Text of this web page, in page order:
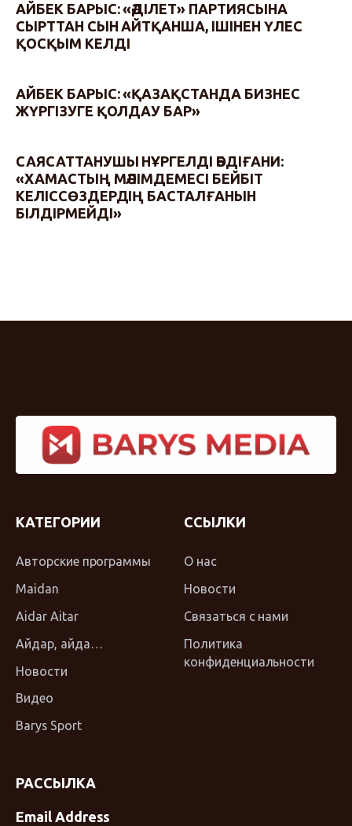
АЙБЕК БАРЫС: «ӘДІЛЕТ» ПАРТИЯСЫНА
СЫРТТАН СЫН АЙТҚАНША, ІШІНЕН ҮЛЕС
ҚОСҚЫМ КЕЛДІ
АЙБЕК БАРЫС: «ҚАЗАҚСТАНДА БИЗНЕС
ЖҮРГІЗУГЕ ҚОЛДАУ БАР»
САЯСАТТАНУШЫ НҰРГЕЛДІ ӘБДІҒАНИ:
«ХАМАСТЫҢ МӘЛІМДЕМЕСІ БЕЙБІТ
КЕЛІССӨЗДЕРДІҢ БАСТАЛҒАНЫН
БІЛДІРМЕЙДІ»
КАТЕГОРИИ
Авторские программы
Maidan
Aidar Aitar
Айдар, айда…
Новости
Видео
Barys Sport
ССЫЛКИ
О нас
Новости
Связаться с нами
Политика
конфиденциальности
РАССЫЛКА
Email Address